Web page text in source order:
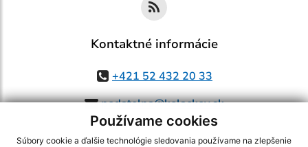
Používame cookies
Súbory cookie a ďalšie technológie sledovania používame na zlepšenie
Kontaktné informácie
+421 52 432 20 33
podatelna@kolackov.sk